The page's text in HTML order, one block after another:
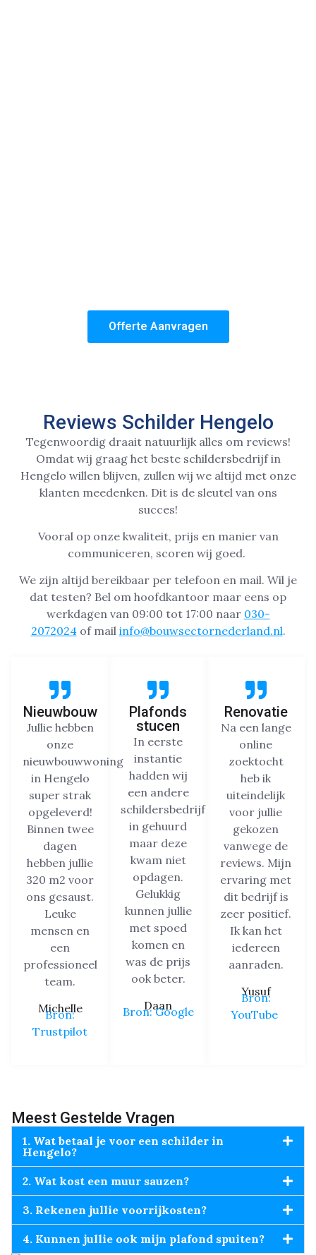
Offerte Aanvragen
Reviews Schilder Hengelo
Tegenwoordig draait natuurlijk alles om reviews!
Omdat wij graag het beste schildersbedrijf in
Hengelo willen blijven, zullen wij we altijd met onze
klanten meedenken. Dit is de sleutel van ons
succes!
Vooral op onze kwaliteit, prijs en manier van
communiceren, scoren wij goed.
We zijn altijd bereikbaar per telefoon en mail. Wil je
dat testen? Bel om hoofdkantoor maar eens op
werkdagen van 09:00 tot 17:00 naar 030-
2072024of mail info@bouwsectornederland.nl.
Nieuwbouw
Jullie hebben
onze
nieuwbouwwoning
in Hengelo
super strak
opgeleverd!
Binnen twee
dagen
hebben jullie
320 m2 voor
ons gesaust.
Leuke
mensen en
een
professioneel
team.
Michelle
Bron:
Trustpilot
Plafonds
stucen
In eerste
instantie
hadden wij
een andere
schildersbedrijf
in gehuurd
maar deze
kwam niet
opdagen.
Gelukkig
kunnen jullie
met spoed
komen en
was de prijs
ook beter.
Daan
Bron: Google
Renovatie
Na een lange
online
zoektocht
heb ik
uiteindelijk
voor jullie
gekozen
vanwege de
reviews. Mijn
ervaring met
dit bedrijf is
zeer positief.
Ik kan het
iedereen
aanraden.
Yusuf
Bron:
YouTube
Meest Gestelde Vragen
1. Wat betaal je voor een schilder in
Hengelo?
2. Wat kost een muur sauzen?
3. Rekenen jullie voorrijkosten?
4. Kunnen jullie ook mijn plafond spuiten?